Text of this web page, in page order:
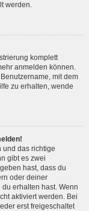
werden.
komplett
anmelden können.
mit dem
zu erhalten, wende
und das richtige
gibt es zwei
hast, dass du
oder deiner
erhalten hast. Wenn
aktiviert werden. Bei
erst freigeschaltet